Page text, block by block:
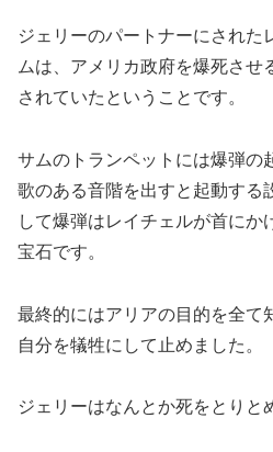
ジェリーのパートナーにされた
ムは、アメリカ政府を爆死させ
されていたということです。
サムのトランペットには爆弾の
歌のある音階を出すと起動する
して爆弾はレイチェルが首にか
宝石です。
最終的にはアリアの目的を全て
自分を犠牲にして止めました。
ジェリーはなんとか死をとりと